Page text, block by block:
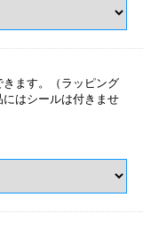
ます。（ラッピング
はシールは付きませ